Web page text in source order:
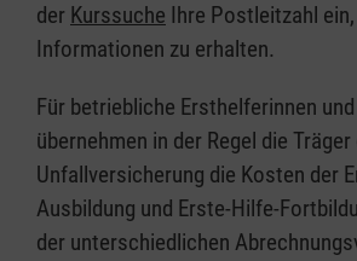
der Kurssuche Ihre Postleitzahl
Informationen zu erhalten.
Für betriebliche Ersthelferinnen
übernehmen in der Regel die
Unfallversicherung die Kosten der
Ausbildung und Erste-Hilfe-
der unterschiedlichen